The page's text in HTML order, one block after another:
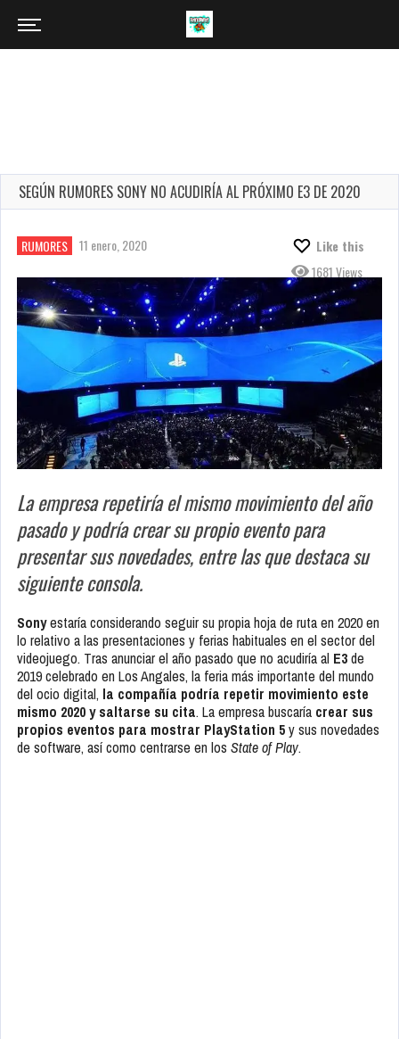
SEGÚN RUMORES SONY NO ACUDIRÍA AL PRÓXIMO E3 DE 2020
RUMORES 11 enero, 2020
Like this
1681 Views
La empresa repetiría el mismo movimiento del año
pasado y podría crear su propio evento para
presentar sus novedades, entre las que destaca su
siguiente consola.
Sonyestaría considerando seguir su propia hoja de ruta en 2020 en
lo relativo a las presentaciones y ferias habituales en el sector del
videojuego. Tras anunciar el año pasado que no acudiría al E3de
2019 celebrado en Los Angales, la feria más importante del mundo
del ocio digital, la compañía podría repetir movimiento este
mismo 2020 y saltarse su cita. La empresa buscaría crear sus
propios eventos para mostrar PlayStation 5y sus novedades
de software, así como centrarse en los State of Play.